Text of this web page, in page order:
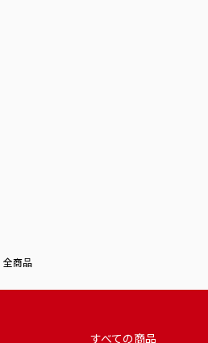
全商品
すべての商品